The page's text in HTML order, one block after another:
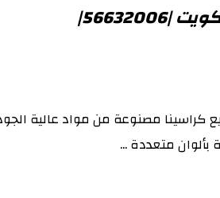
كراسينا مصنوعة من مواد عالية
بألوان متعددة ...